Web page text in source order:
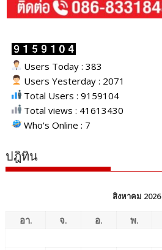
Users Today : 383
Users Yesterday : 2071
Total Users : 9159104
Total views : 41613430
Who's Online : 7
ปฎิทิน
สิงหาคม 2026
อา. จ. อ. พ.